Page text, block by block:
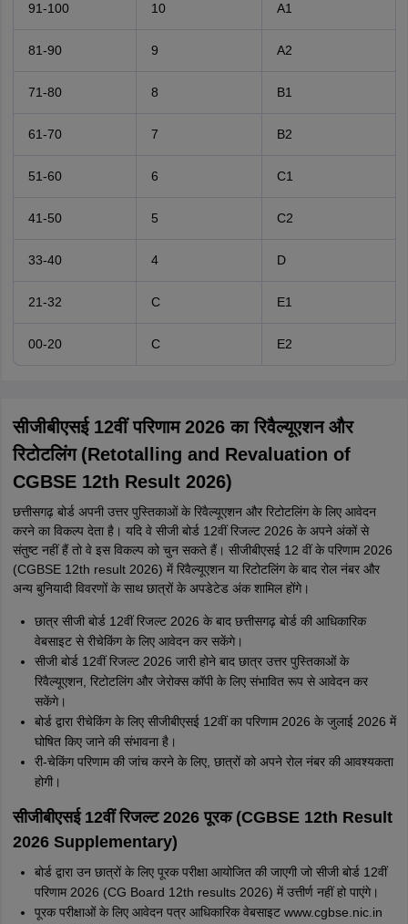
91-100 10 A1
81-90 9 A2
71-80 8 B1
61-70 7 B2
51-60 6 C1
41-50 5 C2
33-40 4 D
21-32 C E1
00-20 C E2
सीजीबीएसई 12वीं परिणाम 2026 का रिवैल्यूएशन और
रिटोटलिंग (Retotalling and Revaluation of
CGBSE 12th Result 2026)
छत्तीसगढ़ बोर्ड अपनी उत्तर पुस्तिकाओं के रिवैल्यूएशन और रिटोटलिंग के लिए आवेदन
करने का विकल्प देता है। यदि वे सीजी बोर्ड 12वीं रिजल्ट 2026 के अपने अंकों से
संतुष्ट नहीं हैं तो वे इस विकल्प को चुन सकते हैं। सीजीबीएसई 12 वीं के परिणाम 2026
(CGBSE 12th result 2026) में रिवैल्यूएशन या रिटोटलिंग के बाद रोल नंबर और
अन्य बुनियादी विवरणों के साथ छात्रों के अपडेटेड अंक शामिल होंगे।
छात्र सीजी बोर्ड 12वीं रिजल्ट 2026 के बाद छत्तीसगढ़ बोर्ड की आधिकारिक
वेबसाइट से रीचेकिंग के लिए आवेदन कर सकेंगे।
सीजी बोर्ड 12वीं रिजल्ट 2026 जारी होने बाद छात्र उत्तर पुस्तिकाओं के
रिवैल्यूएशन, रिटोटलिंग और जेरोक्स कॉपी के लिए संभावित रूप से आवेदन कर
सकेंगे।
बोर्ड द्वारा रीचेकिंग के लिए सीजीबीएसई 12वीं का परिणाम 2026 के जुलाई 2026 में
घोषित किए जाने की संभावना है।
री-चेकिंग परिणाम की जांच करने के लिए, छात्रों को अपने रोल नंबर की आवश्यकता
होगी।
सीजीबीएसई 12वीं रिजल्ट 2026 पूरक (CGBSE 12th Result
2026 Supplementary)
बोर्ड द्वारा उन छात्रों के लिए पूरक परीक्षा आयोजित की जाएगी जो सीजी बोर्ड 12वीं
परिणाम 2026 (CG Board 12th results 2026) में उत्तीर्ण नहीं हो पाएंगे।
पूरक परीक्षाओं के लिए आवेदन पत्र आधिकारिक वेबसाइट www.cgbse.nic.in